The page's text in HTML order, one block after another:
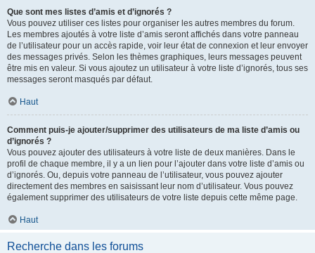
Que sont mes listes d’amis et d’ignorés ?
Vous pouvez utiliser ces listes pour organiser les autres membres du forum.
Les membres ajoutés à votre liste d’amis seront affichés dans votre panneau
de l’utilisateur pour un accès rapide, voir leur état de connexion et leur envoyer
des messages privés. Selon les thèmes graphiques, leurs messages peuvent
être mis en valeur. Si vous ajoutez un utilisateur à votre liste d’ignorés, tous ses
messages seront masqués par défaut.
Haut
Comment puis-je ajouter/supprimer des utilisateurs de ma liste d’amis ou
d’ignorés ?
Vous pouvez ajouter des utilisateurs à votre liste de deux manières. Dans le
profil de chaque membre, il y a un lien pour l’ajouter dans votre liste d’amis ou
d’ignorés. Ou, depuis votre panneau de l’utilisateur, vous pouvez ajouter
directement des membres en saisissant leur nom d’utilisateur. Vous pouvez
également supprimer des utilisateurs de votre liste depuis cette même page.
Haut
Recherche dans les forums